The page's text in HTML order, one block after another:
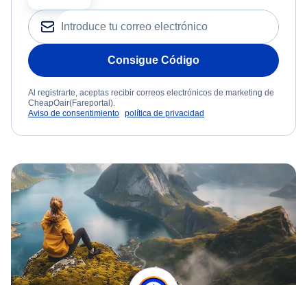
Consigue Código
Al registrarte, aceptas recibir correos electrónicos de marketing de
CheapOair(Fareportal).
Aviso de consentimiento política de privacidad